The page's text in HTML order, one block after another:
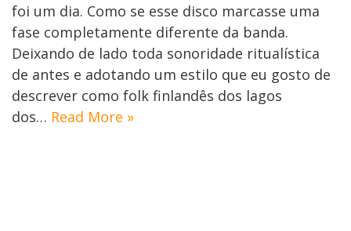
foi um dia. Como se esse disco marcasse uma
fase completamente diferente da banda.
Deixando de lado toda sonoridade ritualística
de antes e adotando um estilo que eu gosto de
descrever como folk finlandês dos lagos
dos… Read More »